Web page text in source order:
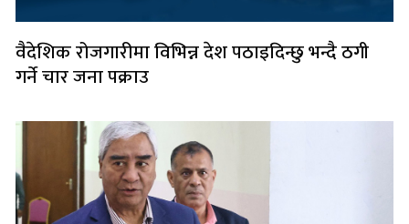
वैदेशिक रोजगारीमा विभिन्न देश पठाइदिन्छु भन्दै ठगी
गर्ने चार जना पक्राउ